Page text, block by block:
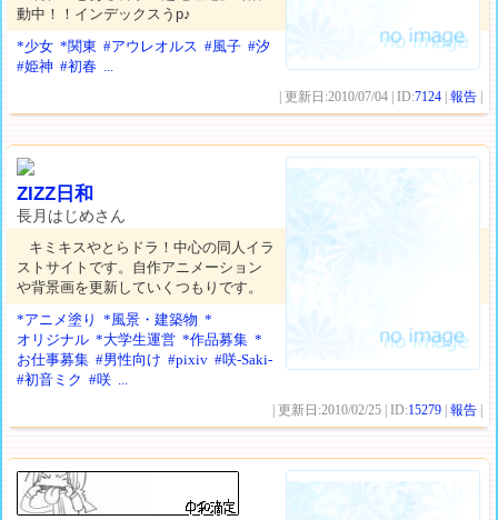
動中！！インデックスうp♪
*少女 *関東 #アウレオルス #風子 #汐
#姫神 #初春 ...
| 更新日:2010/07/04 | ID:7124 |報告
ZIZZ日和
長月はじめさん
キミキスやとらドラ！中心の同人イラ
ストサイトです。自作アニメーション
や背景画を更新していくつもりです。
*アニメ塗り
*風景・建築物 *
オリジナル *大学生運営 *作品募集 *
お仕事募集 #男性向け #pixiv #咲-Saki-
#初音ミク #咲 ...
| 更新日:2010/02/25 | ID:15279 |報告